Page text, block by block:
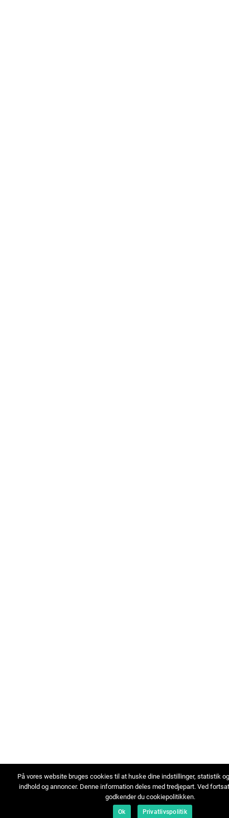
På vores website bruges cookies til at huske dine indstillinger, statistik
indhold og annoncer. Denne information deles med tredjepart. Ved
godkender du cookiepolitikken.
Ok Privatlivspolitik